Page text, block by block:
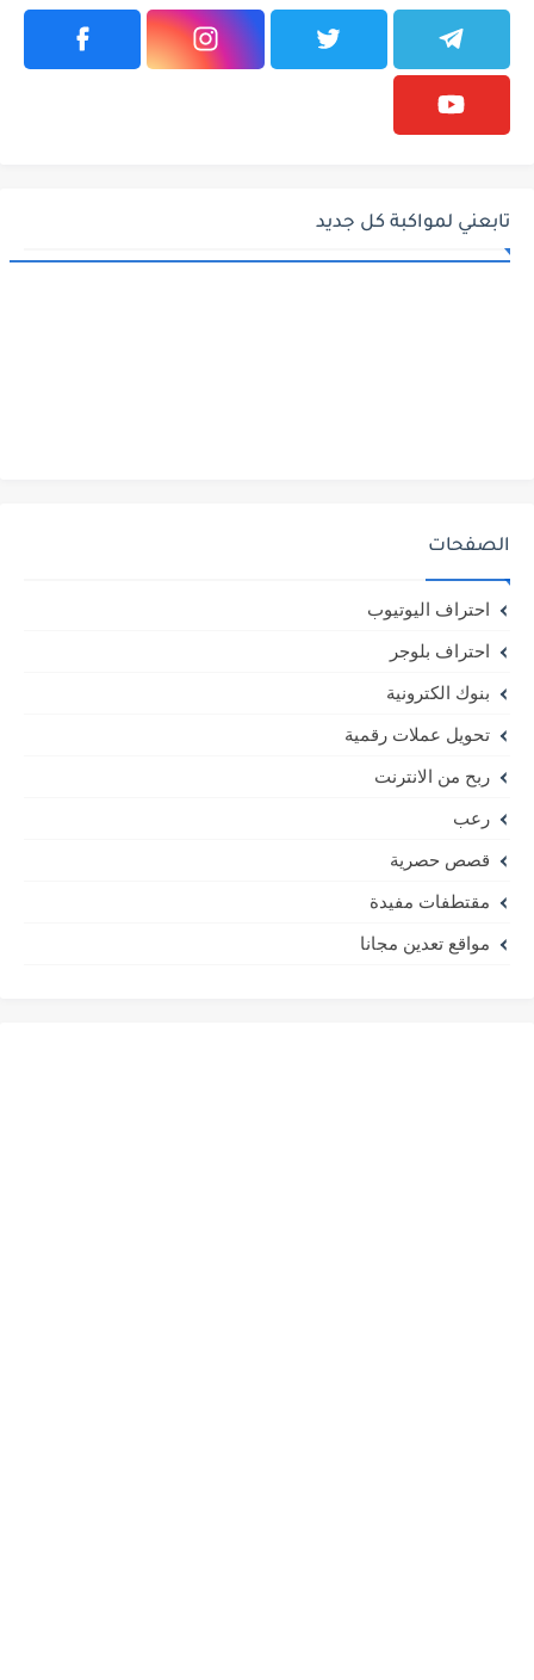
تابعني لمواكبة كل جديد
الصفحات
احتراف اليوتيوب
احتراف بلوجر
بنوك الكترونية
تحويل عملات رقمية
ربح من الانترنت
رعب
قصص حصرية
مقتطفات مفيدة
مواقع تعدين مجانا